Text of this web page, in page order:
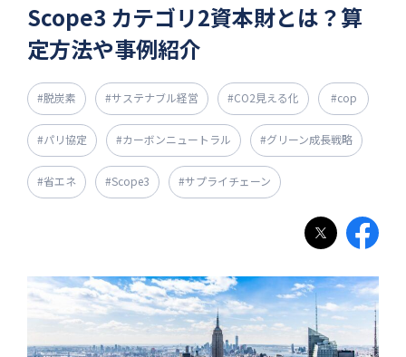
Scope3 カテゴリ2資本財とは？算
定方法や事例紹介
#脱炭素 #サステナブル経営 #CO2見える化 #cop
#パリ協定 #カーボンニュートラル #グリーン成長戦略
#省エネ #Scope3 #サプライチェーン